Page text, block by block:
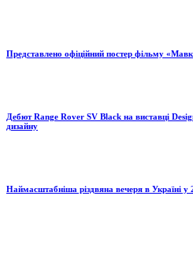
Представлено офіційний постер фільму
Дебют Range Rover SV Black на виставці
дизайну
Наймасштабніша різдвяна вечеря в Україні у